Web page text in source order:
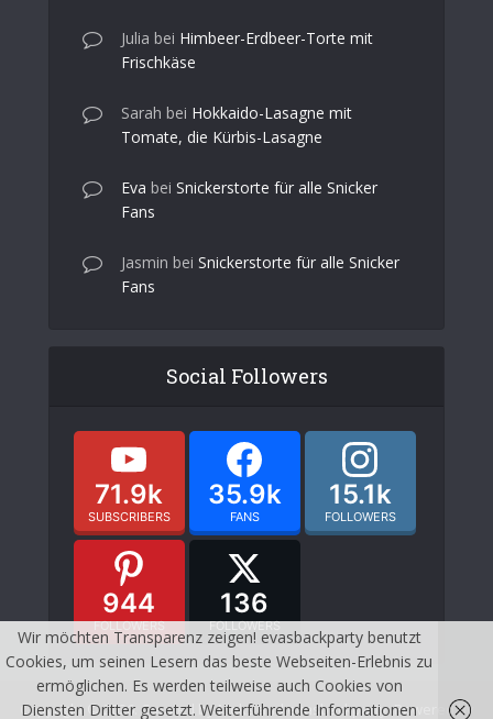
Julia bei Himbeer-Erdbeer-Torte mit
Frischkäse
Sarah bei Hokkaido-Lasagne mit
Tomate, die Kürbis-Lasagne
Eva bei Snickerstorte für alle Snicker
Fans
Jasmin bei Snickerstorte für alle Snicker
Fans
Social Followers
71.9k
SUBSCRIBERS
35.9k
FANS
15.1k
FOLLOWERS
944
FOLLOWERS
136
FOLLOWERS
Copyright © 2026. Created by Meks and evasbackparty. Powered by
Wir möchten Transparenz zeigen! evasbackparty benutzt
Cookies, um seinen Lesern das beste Webseiten-Erlebnis zu
ermöglichen. Es werden teilweise auch Cookies von
Diensten Dritter gesetzt. Weiterführende Informationen